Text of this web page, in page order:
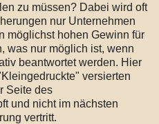
zu müssen? Dabei wird oft
nur Unternehmen
möglichst hohen Gewinn für
was nur möglich ist, wenn
beantwortet werden. Hier
versierten
Seite des
und nicht im nächsten
vertritt.